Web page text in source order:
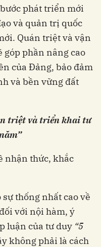
phát triển mới
và quản trị quốc
Quán triệt và vận
góp phần nâng cao
của Đảng, bảo đảm
và bền vững đất
triệt và triển khai tư
nhận thức, khắc
thống nhất cao về
với nội hàm, ý
luận của tư duy “5
không phải là cách